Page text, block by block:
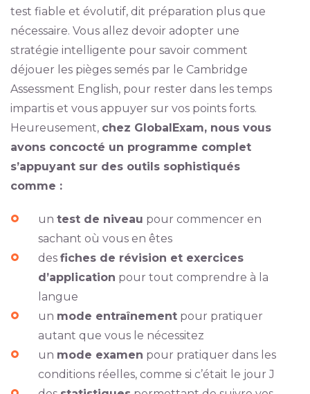
test fiable et évolutif, dit préparation plus que
nécessaire. Vous allez devoir adopter une
stratégie intelligente pour savoir comment
déjouer les pièges semés par le Cambridge
Assessment English, pour rester dans les temps
impartis et vous appuyer sur vos points forts.
Heureusement, chez GlobalExam, nous vous
avons concocté un programme complet
s’appuyant sur des outils sophistiqués
comme :
un test de niveau pour commencer en
sachant où vous en êtes
des fiches de révision et exercices
d’application pour tout comprendre à la
langue
un mode entraînementpour pratiquer
autant que vous le nécessitez
un mode examen pour pratiquer dans les
conditions réelles, comme si c’était le jour J